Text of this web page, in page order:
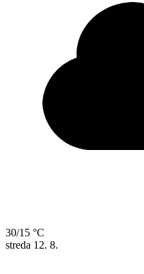
30/15 °C
streda 12. 8.